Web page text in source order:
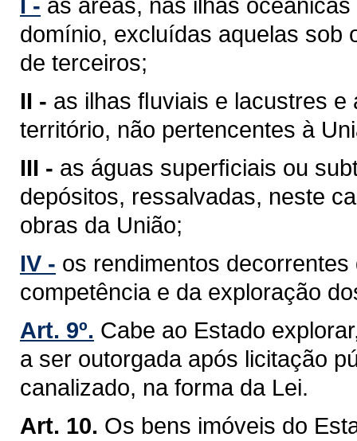
domínio, excluídas aquelas sob
de terceiros;
II - as ilhas ﬂuviais e lacustres
território, não pertencentes à
III - as águas superﬁciais ou
depósitos, ressalvadas, neste
obras da União;
IV - os rendimentos
competência e da exploração
Art. 9º. Cabe ao Estado
a ser outorgada após licitação
canalizado, na forma da Lei.
Art. 10. Os bens imóveis do